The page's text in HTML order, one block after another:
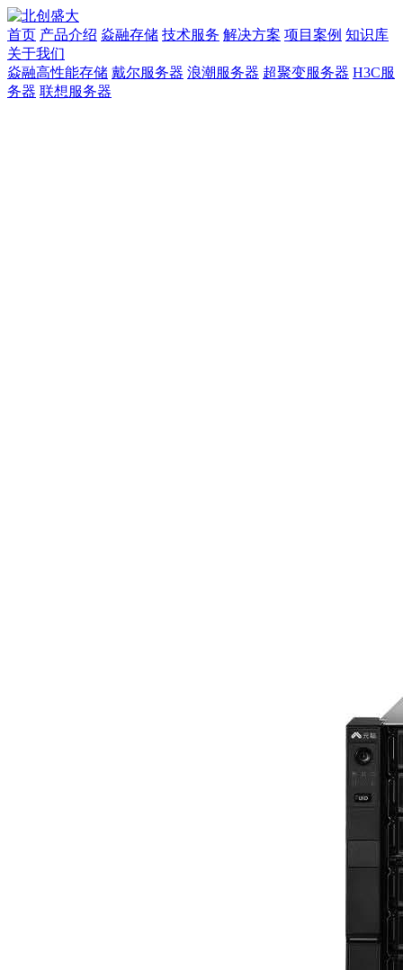
首页 产品介绍 焱融存储 技术服务 解决方案 项目案例 知识库
关于我们
焱融高性能存储 戴尔服务器 浪潮服务器 超聚变服务器 H3C服
务器 联想服务器